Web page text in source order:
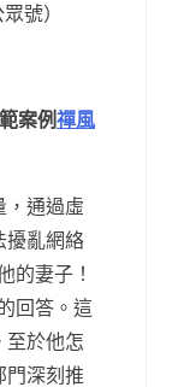
號）
案例禪風
，通過虛
擾亂網絡
的妻子！
回答。這
至於他怎
門深刻推